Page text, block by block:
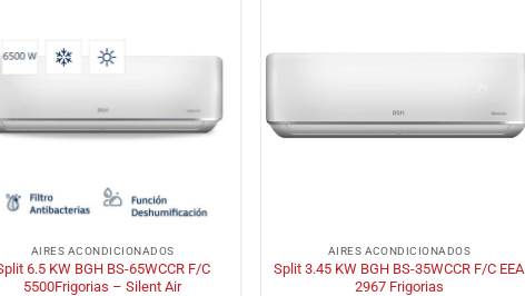
AIRES ACONDICIONADOS
6.5 KW BGH BS-65WCCR F/C
5500Frigorias – Silent Air
AIRES ACONDICIONADOS
Split 3.45 KW BGH BS-35WCCR F/C EEA
2967 Frigorias